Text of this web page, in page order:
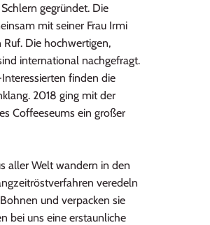
gegründet. Die
mit seiner Frau Irmi
Die hochwertigen,
international nachgefragt.
finden die
2018 ging mit der
Coffeeseums ein großer
aller Welt wandern in den
veredeln
und verpacken sie
bei uns eine erstaunliche